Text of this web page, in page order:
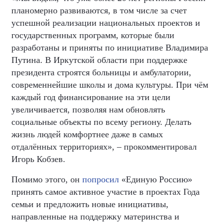
планомерно развиваются, в том числе за счет
успешной реализации национальных проектов и
государственных программ, которые были
разработаны и приняты по инициативе Владимира
Путина. В Иркутской области при поддержке
президента строятся больницы и амбулатории,
современнейшие школы и дома культуры. При чём
каждый год финансирование на эти цели
увеличивается, позволяя нам обновлять
социальные объекты по всему региону. Делать
жизнь людей комфортнее даже в самых
отдалённых территориях», – прокомментировал
Игорь Кобзев.
Помимо этого, он попросил «Единую Россию»
принять самое активное участие в проектах Года
семьи и предложить новые инициативы,
направленные на поддержку материнства и